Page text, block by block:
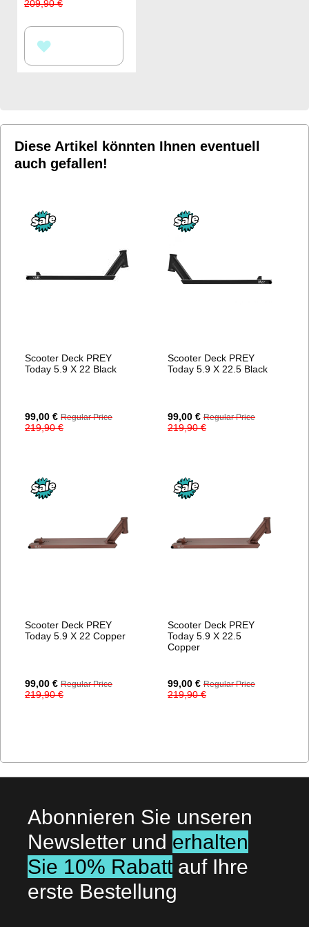
209,90 €
WUNSCHLISTE
Diese Artikel könnten Ihnen eventuell
auch gefallen!
Scooter Deck PREY
Today 5.9 X 22 Black
Special
Price
99,00 € Regular Price
219,90 €
Scooter Deck PREY
Today 5.9 X 22.5 Black
Special
Price
99,00 € Regular Price
219,90 €
Scooter Deck PREY
Today 5.9 X 22 Copper
Special
Price
99,00 € Regular Price
219,90 €
Scooter Deck PREY
Today 5.9 X 22.5
Copper
Special
Price
99,00 € Regular Price
219,90 €
Abonnieren Sie unseren
Newsletter und erhalten
Sie 10% Rabatt auf Ihre
erste Bestellung